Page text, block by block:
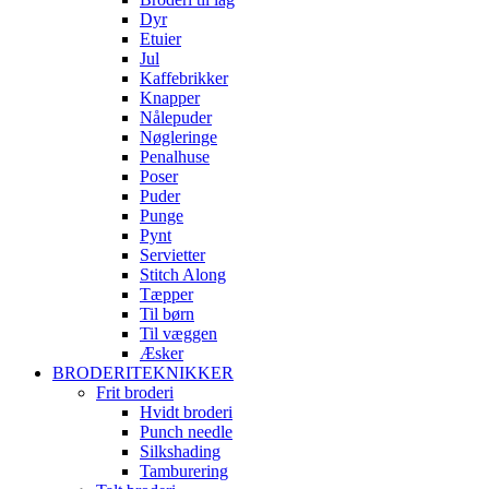
Dyr
Etuier
Jul
Kaffebrikker
Knapper
Nålepuder
Nøgleringe
Penalhuse
Poser
Puder
Punge
Pynt
Servietter
Stitch Along
Tæpper
Til børn
Til væggen
Æsker
BRODERITEKNIKKER
Frit broderi
Hvidt broderi
Punch needle
Silkshading
Tamburering